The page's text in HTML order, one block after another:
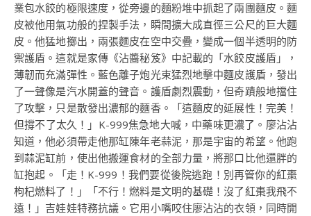
業包水餃的極限速度，從旁邊的麵粉堆中抓起了兩團麵皮。麵
皮被他用氣功般的捏製手法，瞬間擴大成直徑三公尺的巨大麵
皮。他猛地擲出，兩張麵皮在空中交疊，變成一個半透明的防
禦護盾。這就是家傳《沾醬秘笈》中記載的「水餃皮護盾」，
薄韌而充滿彈性。藍色離子炮光束猛烈地擊中麵皮護盾，發出
了一聲像是汽水開蓋的聲音。護盾劇烈震動，但奇蹟般地擋住
了攻擊，只是散發出濃郁的麵香。「這麵皮的延展性！完美！
但撐不了太久！」K-999焦急地大喊，中藥味更濃了。廖沾沾
知道，他必須帶走他那缸陳年老蒜泥，那是宇宙的希望。他跑
到蒜泥缸前，使出他搬運食材的全部力量，將那口比他還胖的
缸抱起。「走！K-999！我們要從後院逃跑！別再管你的紅棗
枸杞燃料了！」「不行！燃料是文明的基礎！沒了紅棗我飛不
遠！」吉娃娃特務抗議。它用小嘴咬住廖沾沾的衣領，同時開